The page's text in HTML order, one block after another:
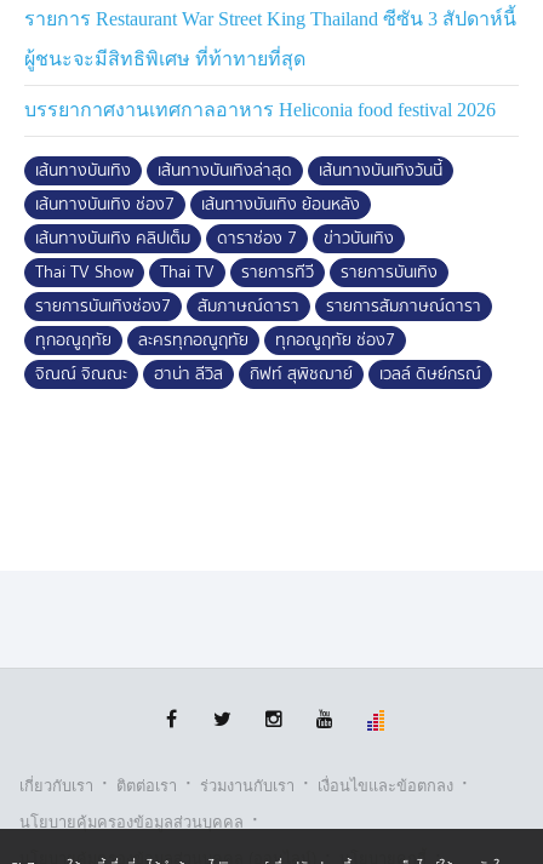
รายการ Restaurant War Street King Thailand ซีซัน 3 สัปดาห์นี้
ผู้ชนะจะมีสิทธิพิเศษ ที่ท้าทายที่สุด
บรรยากาศงานเทศกาลอาหาร Heliconia food festival 2026
เส้นทางบันเทิง เส้นทางบันเทิงล่าสุด
เส้นทางบันเทิงวันนี้
เส้นทางบันเทิง ช่อง7
เส้นทางบันเทิง ย้อนหลัง
เส้นทางบันเทิง คลิปเต็ม
ดาราช่อง 7
ข่าวบันเทิง
Thai TV Show
Thai TV รายการทีวี
รายการบันเทิง
รายการบันเทิงช่อง7
สัมภาษณ์ดารา
รายการสัมภาษณ์ดารา
ทุกอณูฤทัย
ละครทุกอณูฤทัย
ทุกอณูฤทัย ช่อง7
จิณณ์ จิณณะ
ฮาน่า ลีวิส กิฟท์ สุพิชฌาย์ เวลล์ ดิษย์กรณ์
เกี่ยวกับเรา · ติตต่อเรา · ร่วมงานกับเรา · เงื่อนไขและข้อตกลง ·
นโยบายคุ้มครองข้อมูลส่วนบุคคล ·
นโยบายคุ้มครองข้อมูลส่วนบุคคล (ออนไลน์) · นโยบายคุกกี้ ·